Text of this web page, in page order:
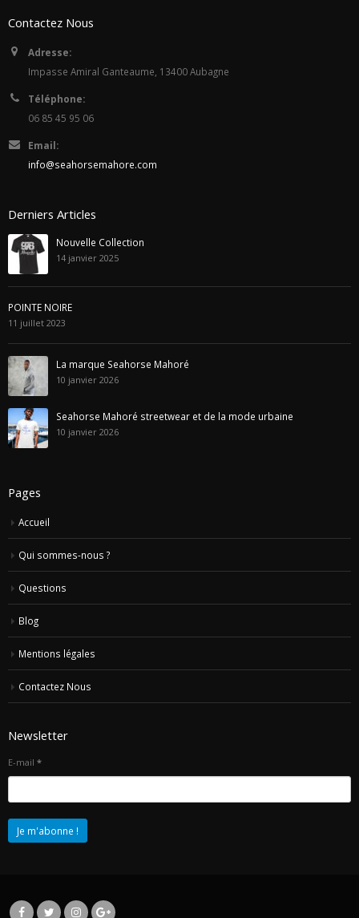
Blog
Mentions légales
Newsletter
E-mail*
© 2020 Seahorse Mahoré . Développé par